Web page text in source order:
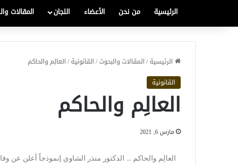
الرئيسية من نحن الأعضاء اللجان المقالات
الرئيسية/المقالات والبحوث/القانونية/العالِم والحاكم
القانونية
العالِم والحاكم
مارس 6, 2021
العالِم والحاكم … الدكتور منذر الشاوي إنموذجاً أعلن عن